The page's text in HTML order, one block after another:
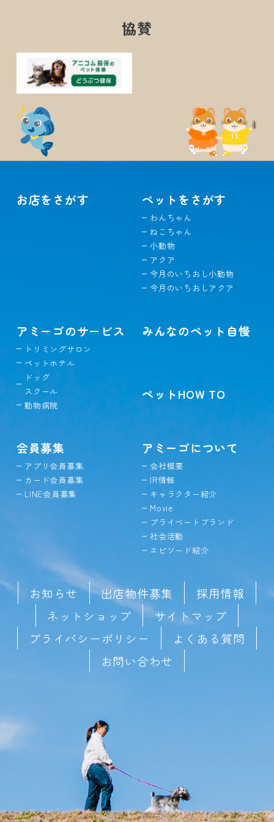
協賛
お店をさがす ペットをさがす
わんちゃん
ねこちゃん
小動物
アクア
今月のいちおし小動物
今月のいちおしアクア
アミーゴのサービス
トリミングサロン
ペットホテル
ドッグ
スクール
動物病院
みんなのペット自慢
ペットHOW TO
会員募集
アプリ会員募集
カード会員募集
LINE会員募集
アミーゴについて
会社概要
IR情報
キャラクター紹介
Movie
プライベートブランド
社会活動
エピソード紹介
お知らせ 出店物件募集
採用情報
ネットショップ
サイトマップ
プライバシーポリシー
よくある質問
お問い合わせ